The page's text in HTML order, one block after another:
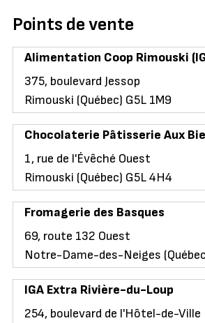
Points de vente
Alimentation Coop Rimouski
375, boulevard Jessop
Rimouski (Québec) G5L 1M9
Chocolaterie Pâtisserie Aux
1, rue de l'Évêché Ouest
Rimouski (Québec) G5L 4H4
Fromagerie des Basques
69, route 132 Ouest
Notre-Dame-des-Neiges
IGA Extra Rivière-du-Loup
254, boulevard de l'Hôtel-de-Ville